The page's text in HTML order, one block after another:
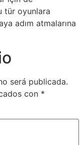
tür oyunlara
adım atmalarına
será publicada.
con *